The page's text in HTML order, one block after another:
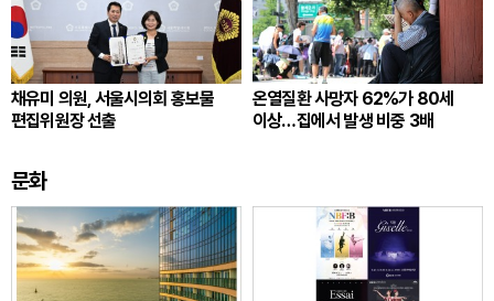
채유미 의원, 서울시의회 홍보물
편집위원장 선출
온열질환 사망자 62%가 80세
이상…집에서 발생 비중 3배
문화